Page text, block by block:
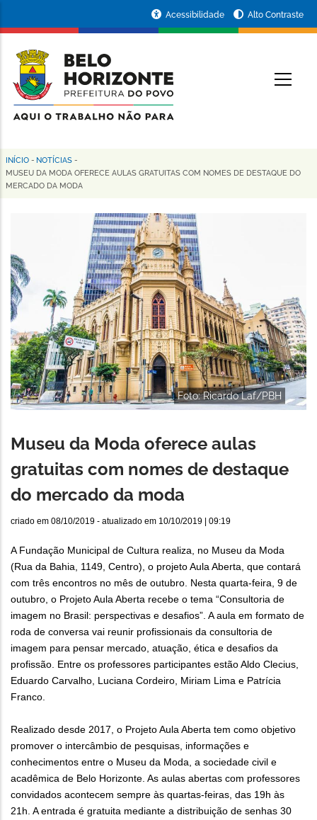
conteúdo
principal
da
Prefeitura
de
Horizonte
Acessibilidade Alto Contraste
Trilha
de
INÍCIO - NOTÍCIAS -
MUSEU DA MODA OFERECE AULAS GRATUITAS COM NOMES DE DESTAQUE DO
MERCADO DA MODA
Foto: Ricardo Laf/PBH
Museu da Moda oferece aulas
gratuitas com nomes de destaque
do mercado da moda
criado em 08/10/2019 - atualizado em 10/10/2019 | 09:19
A Fundação Municipal de Cultura realiza, no Museu da Moda
(Rua da Bahia, 1149, Centro), o projeto Aula Aberta, que contará
com três encontros no mês de outubro. Nesta quarta-feira, 9 de
outubro, o Projeto Aula Aberta recebe o tema “Consultoria de
imagem no Brasil: perspectivas e desafios”. A aula em formato de
roda de conversa vai reunir profissionais da consultoria de
imagem para pensar mercado, atuação, ética e desafios da
profissão. Entre os professores participantes estão Aldo Clecius,
Eduardo Carvalho, Luciana Cordeiro, Miriam Lima e Patrícia
Franco.
Realizado desde 2017, o Projeto Aula Aberta tem como objetivo
promover o intercâmbio de pesquisas, informações e
conhecimentos entre o Museu da Moda, a sociedade civil e
acadêmica de Belo Horizonte. As aulas abertas com professores
convidados acontecem sempre às quartas-feiras, das 19h às
21h. A entrada é gratuita mediante a distribuição de senhas 30